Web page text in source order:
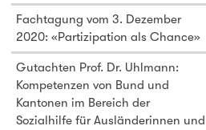
Fachtagung vom 3. Dezember
2020: «Partizipation als Chance»
Gutachten Prof. Dr. Uhlmann:
Kompetenzen von Bund und
Kantonen im Bereich der
Sozialhilfe für Ausländerinnen und